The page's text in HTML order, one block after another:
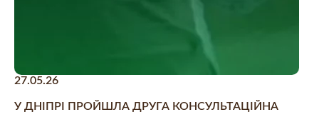
27.05.26
У ДНІПРІ ПРОЙШЛА ДРУГА КОНСУЛЬТАЦІЙНА